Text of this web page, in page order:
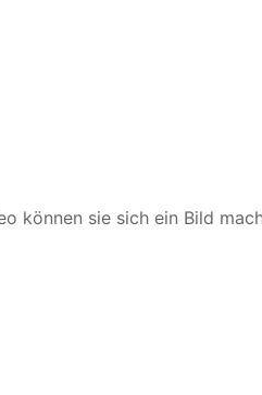
können sie sich ein Bild